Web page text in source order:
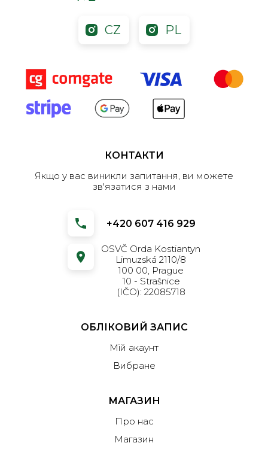
CZ PL
КОНТАКТИ
Якщо у вас виникли запитання, ви можете
зв'язатися з нами
+420 607 416 929
OSVČ Orda Kostiantyn
Limuzská 2110/8
100 00, Prague
10 - Strašnice
(IČO): 22085718
ОБЛІКОВИЙ ЗАПИС
Мій акаунт
Вибране
МАГАЗИН
Про нас
Магазин